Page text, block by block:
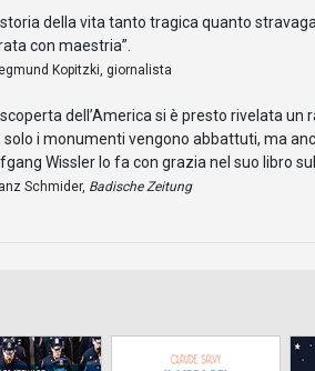
storia della vita tanto tragica quanto
con maestria”.
Kopitzki, giornalista
scoperta dell’America si è presto rivelata un
solo i monumenti vengono abbattuti, ma
Wissler lo fa con grazia nel suo libro
Schmider, Badische Zeitung